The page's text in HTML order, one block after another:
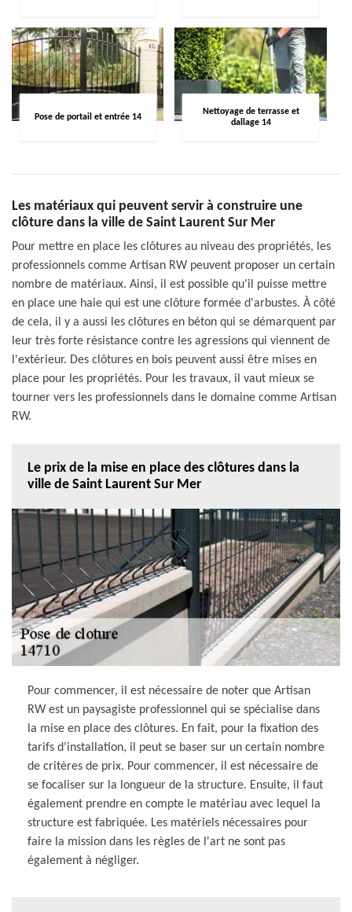
Pose de portail et entrée 14
Nettoyage de terrasse et
dallage 14
Les matériaux qui peuvent servir à construire une
clôture dans la ville de Saint Laurent Sur Mer
Pour mettre en place les clôtures au niveau des propriétés, les
professionnels comme Artisan RW peuvent proposer un certain
nombre de matériaux. Ainsi, il est possible qu'il puisse mettre
en place une haie qui est une clôture formée d'arbustes. À côté
de cela, il y a aussi les clôtures en béton qui se démarquent par
leur très forte résistance contre les agressions qui viennent de
l'extérieur. Des clôtures en bois peuvent aussi être mises en
place pour les propriétés. Pour les travaux, il vaut mieux se
tourner vers les professionnels dans le domaine comme Artisan
RW.
Le prix de la mise en place des clôtures dans la
ville de Saint Laurent Sur Mer
Pour commencer, il est nécessaire de noter que Artisan
RW est un paysagiste professionnel qui se spécialise dans
la mise en place des clôtures. En fait, pour la fixation des
tarifs d'installation, il peut se baser sur un certain nombre
de critères de prix. Pour commencer, il est nécessaire de
se focaliser sur la longueur de la structure. Ensuite, il faut
également prendre en compte le matériau avec lequel la
structure est fabriquée. Les matériels nécessaires pour
faire la mission dans les règles de l'art ne sont pas
également à négliger.